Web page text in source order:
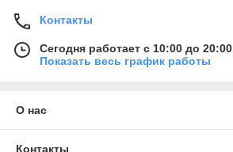
Контакты
Сегодня работает с 10:00 до 20:00
Показать весь график работы
О нас
Контакты